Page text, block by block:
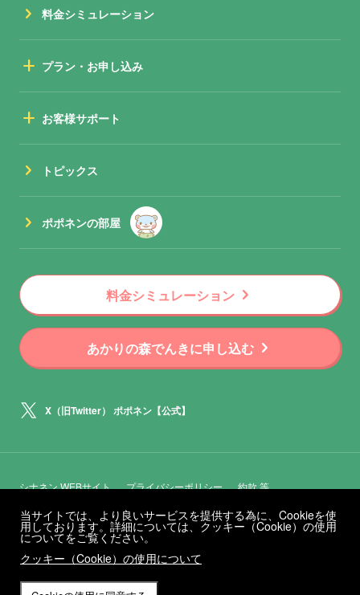
chevron_right 料金シミュレーション
add プラン・お申し込み
add お客様サポート
chevron_right トピックス
chevron_right ポポネンの部屋
料金シミュレーション chevron_right
あかりの森でんきに申し込む chevron_right
X（旧Twitter） ポポネン【公式】
シナネン WEBサイト プライバシーポリシー 約款 等
© 2024 SANRIO CO., LTD. APPROVAL NO. L640409
当サイトでは、より良いサービスを提供する為に、Cookieを使
用しております。詳細については、クッキー（Cookie）の使用
についてをご覧ください。
クッキー（Cookie）の使用について